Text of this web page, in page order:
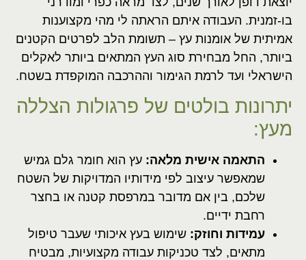
בו-זמנית. העבודה איתם הראתה לי מהי מקצוענות
אמיתית של אומנות עץ – תשומת הלב לפרטים הקטנים
ביותר, החל מבחירת סוג העץ המתאים ביותר לאקלים
הישראלי ועד לרמת הגימור וההרכבה המוקפדת בשטח.
יתרונות בולטים של פרגולות הצללה
מעץ:
התאמה אישית מלאה: עץ הוא חומר גלם גמיש
שמאפשר עיצוב לפי מידותיו המדויקות של השטח
שלכם, בין אם מדובר במרפסת קטנה או בחצר
רחבת ידיים.
עמידות וחוזק: שימוש בעץ איכותי שעבר טיפול
מתאים, לצד טכניקות עבודה מקצועיות, מבטיח